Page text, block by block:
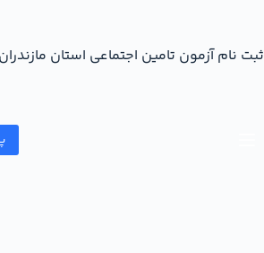
ثبت نام آزمون تامین اجتماعی استان مازندران